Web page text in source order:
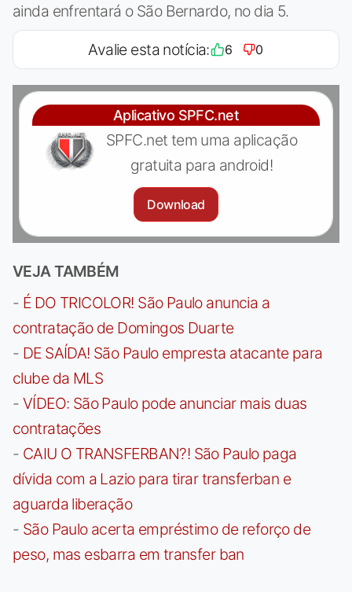
ainda enfrentará o São Bernardo, no dia 5.
Avalie esta notícia: 6 0
Aplicativo SPFC.net
SPFC.net tem uma aplicação
gratuita para android!
Download
VEJA TAMBÉM
- É DO TRICOLOR! São Paulo anuncia a
contratação de Domingos Duarte
- DE SAÍDA! São Paulo empresta atacante para
clube da MLS
- VÍDEO: São Paulo pode anunciar mais duas
contratações
- CAIU O TRANSFERBAN?! São Paulo paga
dívida com a Lazio para tirar transferban e
aguarda liberação
- São Paulo acerta empréstimo de reforço de
peso, mas esbarra em transfer ban